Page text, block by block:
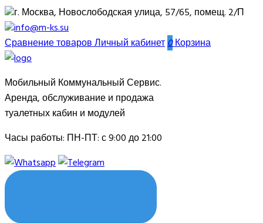
г. Москва, Новослободская улица, 57/65, помещ. 2/П
info@m-ks.su
Сравнение товаровЛичный кабинет0Корзина
Мобильный Коммунальный Сервис.
Аренда, обслуживание и продажа
туалетных кабин и модулей
Часы работы: ПН-ПТ: с 9:00 до 21:00